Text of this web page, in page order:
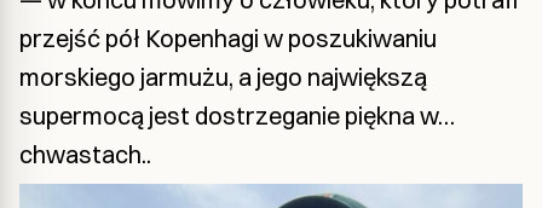
przejść pół Kopenhagi w poszukiwaniu
morskiego jarmużu, a jego największą
supermocą jest dostrzeganie piękna w…
chwastach..